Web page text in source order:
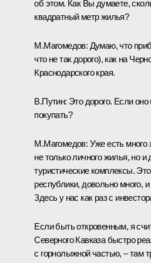
об этом. Как Вы думаете,
квадратный метр жилья?
М.Магомедов: Думаю, что
что не так дорого), как на
Краснодарского края.
В.Путин: Это дорого. Если оно
покупать?
М.Магомедов: Уже есть
не только личного жилья, но
туристические комплексы.
республики, довольно много,
Здесь у нас как раз с
Если быть откровенным, я
Северного Кавказа быстро
с горнолыжной частью, – там